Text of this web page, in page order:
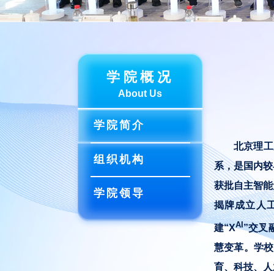
学院概况
About Us
学院简介
组织机构
学院领导
北京理
系，是国内
获批自主智
揭牌成立人
建“XAI”交叉
慧变革。学
育、科技、